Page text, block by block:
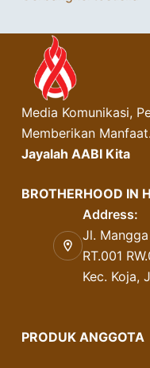
Media Komunikasi,
Memberikan Manfaat.
Jayalah AABI Kita
BROTHERHOOD IN
Address:
Jl.
RT.001
Kec. Koja,
PRODUK ANGGOTA